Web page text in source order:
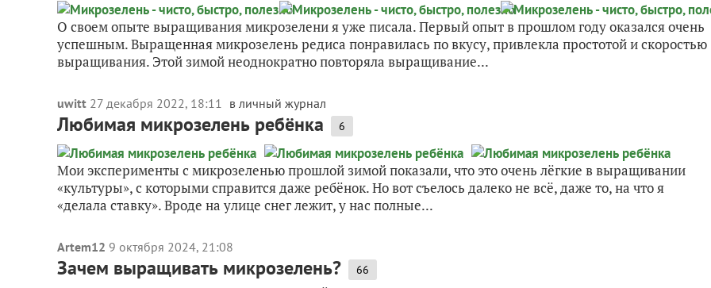
О своем опыте выращивания микрозелени я уже писала. Первый опыт в прошлом году оказался очень
успешным. Выращенная микрозелень редиса понравилась по вкусу, привлекла простотой и скоростью
выращивания. Этой зимой неоднократно повторяла выращивание...
uwitt 27 декабря 2022, 18:11 в личный журнал
Любимая микрозелень ребёнка 6
Мои эксперименты с микрозеленью прошлой зимой показали, что это очень лёгкие в выращивании
«культуры», с которыми справится даже ребёнок. Но вот съелось далеко не всё, даже то, на что я
«делала ставку». Вроде на улице снег лежит, у нас полные...
Artem12 9 октября 2024, 21:08
Зачем выращивать микрозелень? 66